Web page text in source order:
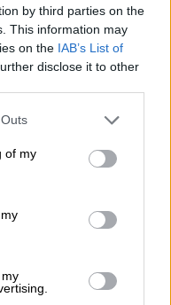
by third parties on the
This information may
on the IAB’s List of
disclose it to other
one or more Google
You may click to
its third-party tags to
in below Google
of my
και η
η μείωση της
ενώ
δώσει ξανά
τα δύο
αναβληθεί οι
του το
τη στιγμή,
της ύλης, κάτι